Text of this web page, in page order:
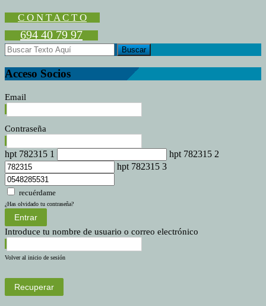
C O N T A C T O
694 40 79 97
Acceso Socios
Email
Contraseña
hpt 782315 1
hpt 782315 2
hpt 782315 3
recuérdame
¿Has olvidado tu contraseña?
Entrar
Introduce tu nombre de usuario o correo electrónico
Volver al inicio de sesión
Recuperar